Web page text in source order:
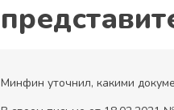
Минфин уточнил, какими